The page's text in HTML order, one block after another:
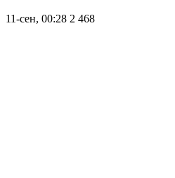
11-сен, 00:28 2 468